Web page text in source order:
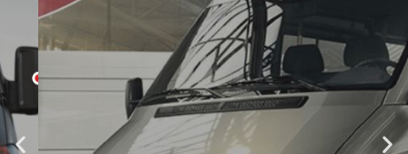
BUS SERVICE 777
СТО и запчасти для